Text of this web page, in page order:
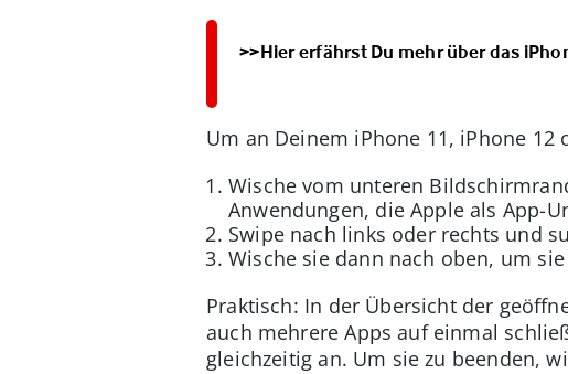
>>Hier erfährst Du mehr über das
Um an Deinem iPhone 11, iPhone 12
Wische vom unteren
Anwendungen, die Apple als App-
Swipe nach links oder rechts und
Wische sie dann nach oben, um
Praktisch: In der Übersicht der
auch mehrere Apps auf einmal
gleichzeitig an. Um sie zu beenden,